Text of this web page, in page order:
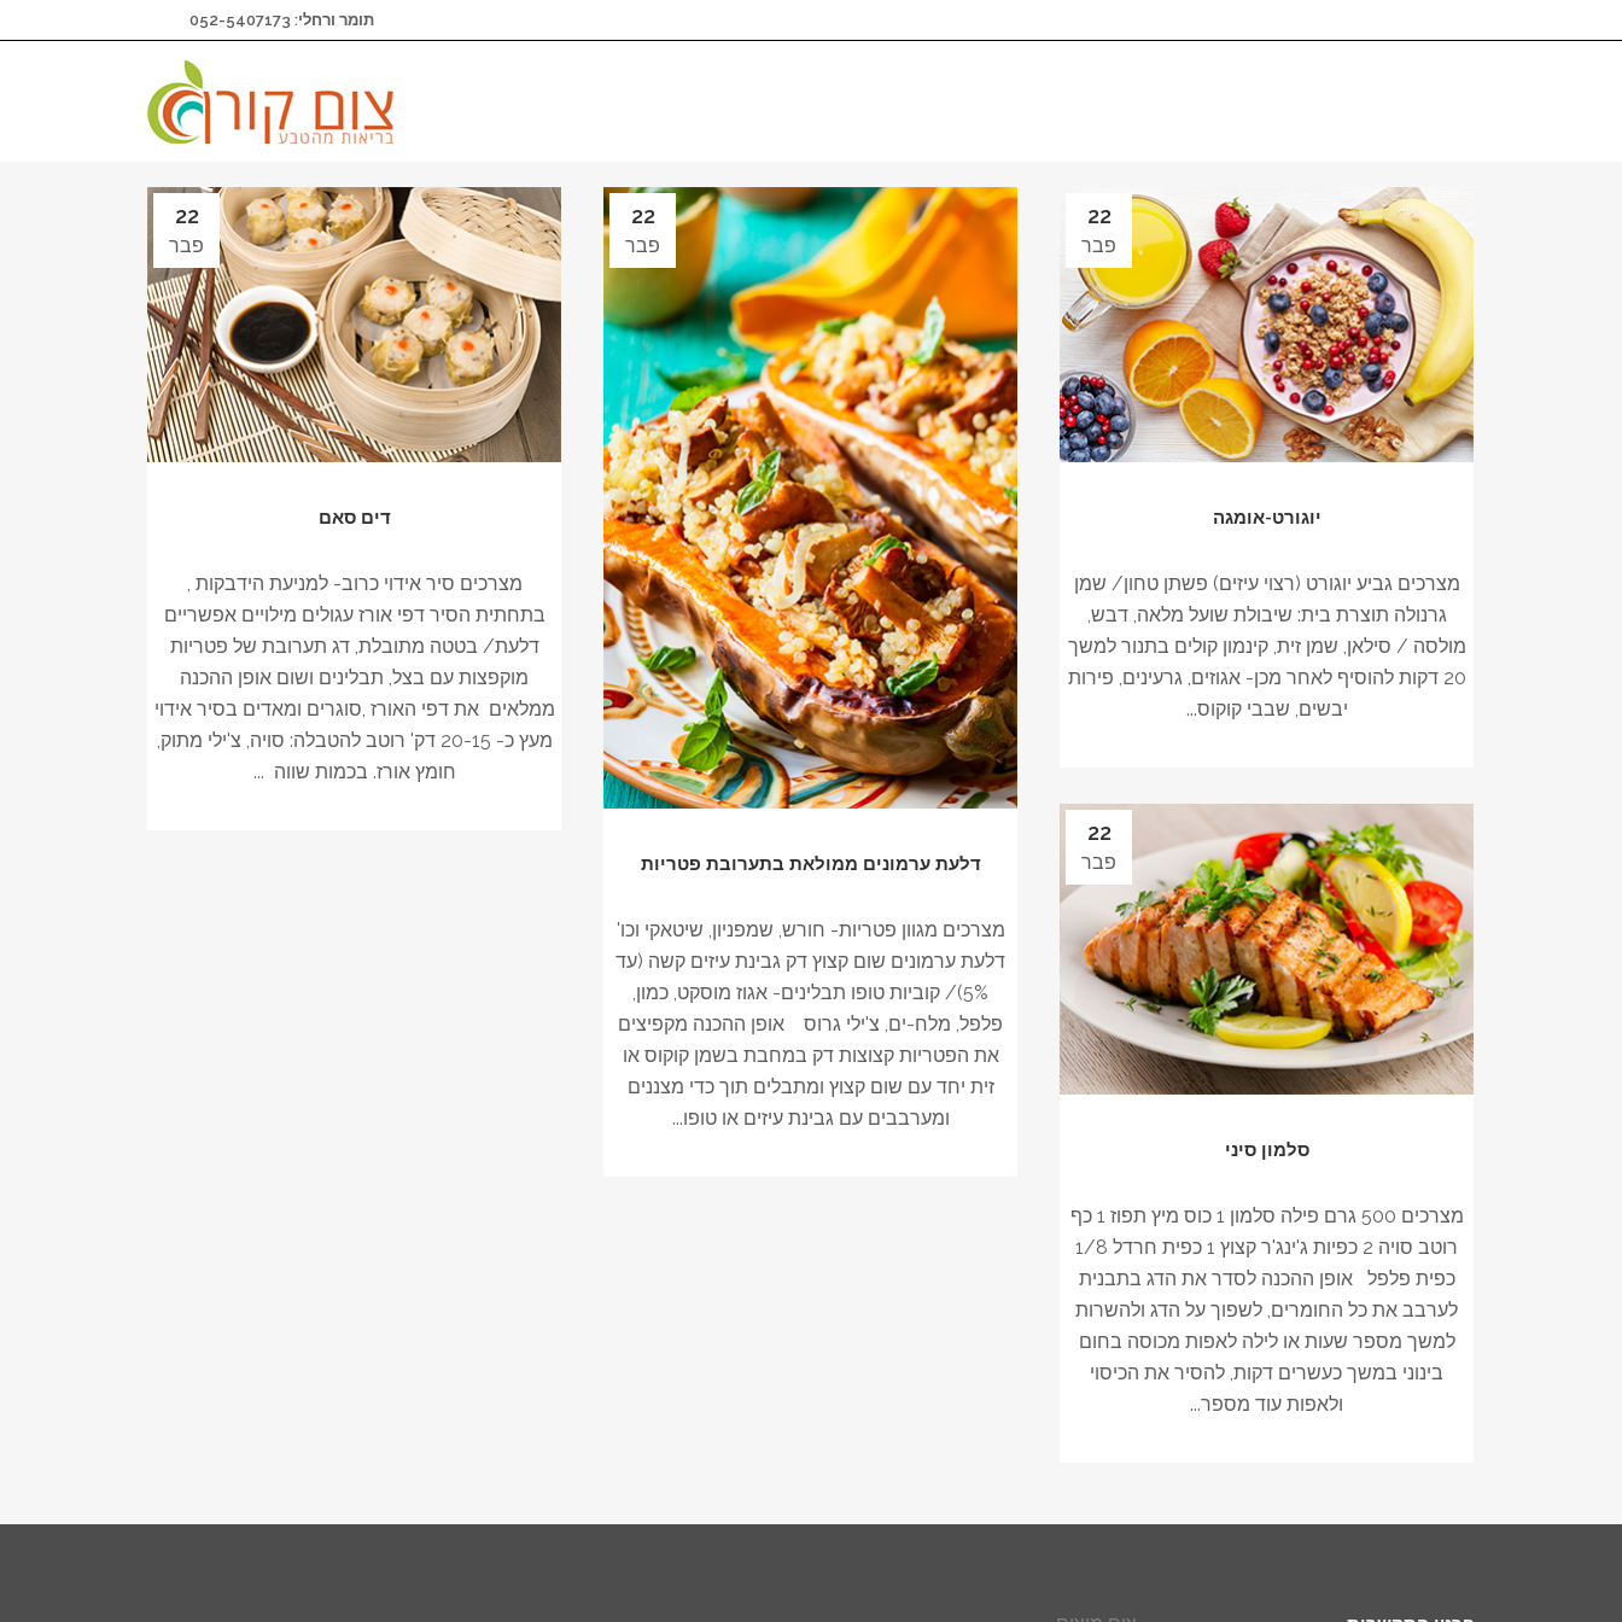
תומר ורחלי: 052-5407173
22
פבר
דים סאם
מצרכים סיר אידוי כרוב- למניעת הידבקות ,
בתחתית הסיר דפי אורז עגולים מילויים אפשריים
דלעת/ בטטה מתובלת, דג תערובת של פטריות
מוקפצות עם בצל, תבלינים ושום אופן ההכנה
ממלאים את דפי האורז ,סוגרים ומאדים בסיר אידוי
מעץ כ- 20-15 דק' רוטב להטבלה: סויה, צ'ילי מתוק,
חומץ אורז. בכמות שווה ...
22
פבר
דלעת ערמונים ממולאת בתערובת פטריות
מצרכים מגוון פטריות- חורש, שמפניון, שיטאקי וכו'
דלעת ערמונים שום קצוץ דק גבינת עיזים קשה (עד
5%)/ קוביות טופו תבלינים- אגוז מוסקט, כמון,
פלפל, מלח-ים, צ'ילי גרוס אופן ההכנה מקפיצים
את הפטריות קצוצות דק במחבת בשמן קוקוס או
זית יחד עם שום קצוץ ומתבלים תוך כדי מצננים
ומערבבים עם גבינת עיזים או טופו...
22
פבר
יוגורט-אומגה
מצרכים גביע יוגורט (רצוי עיזים) פשתן טחון/ שמן
גרנולה תוצרת בית: שיבולת שועל מלאה, דבש,
מולסה / סילאן, שמן זית, קינמון קולים בתנור למשך
20 דקות להוסיף לאחר מכן- אגוזים, גרעינים, פירות
יבשים, שבבי קוקוס...
22
פבר
סלמון סיני
מצרכים 500 גרם פילה סלמון 1 כוס מיץ תפוז 1 כף
רוטב סויה 2 כפיות ג'ינג'ר קצוץ 1 כפית חרדל 1/8
כפית פלפל אופן ההכנה לסדר את הדג בתבנית
לערבב את כל החומרים, לשפוך על הדג ולהשרות
למשך מספר שעות או לילה לאפות מכוסה בחום
בינוני במשך כעשרים דקות, להסיר את הכיסוי
ולאפות עוד מספר...